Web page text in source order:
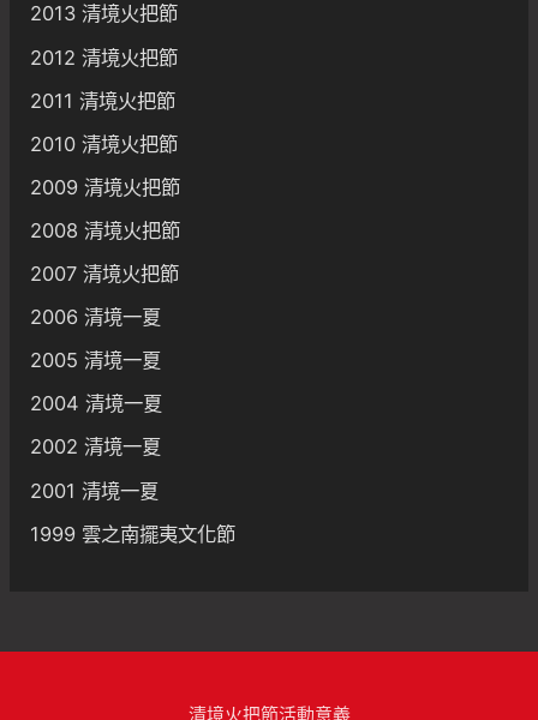
2013 清境火把節
2012 清境火把節
2011 清境火把節
2010 清境火把節
2009 清境火把節
2008 清境火把節
2007 清境火把節
2006 清境一夏
2005 清境一夏
2004 清境一夏
2002 清境一夏
2001 清境一夏
1999 雲之南擺夷文化節
清境火把節活動意義